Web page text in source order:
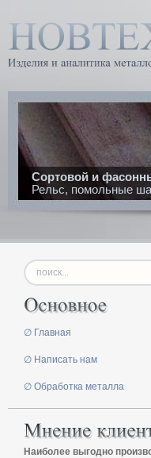
Сортовой и
Рельс, помольные
∅ Главная
∅ Написать нам
∅ Обработка металла
Наиболее выгодно